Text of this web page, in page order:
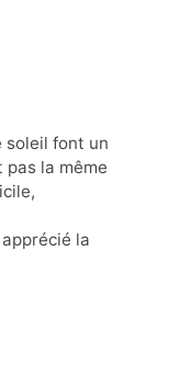
soleil font un
pas la même
la